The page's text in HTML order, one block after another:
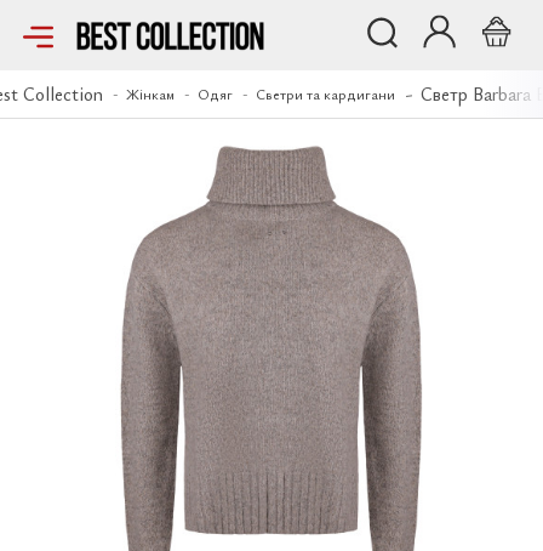
Collection Жінкам Одяг Светри та кардигани Светр Barbara
Светр Barbara Bui